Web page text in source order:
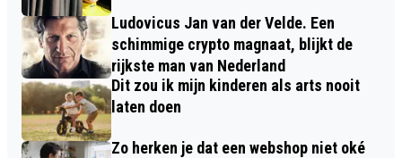
Ludovicus Jan van der Velde. Een
schimmige crypto magnaat, blijkt de
rijkste man van Nederland
Dit zou ik mijn kinderen als arts nooit
laten doen
Zo herken je dat een webshop niet oké